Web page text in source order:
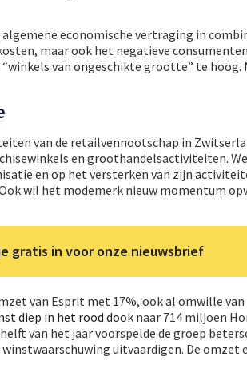
economische vertraging in
maar ook het negatieve
van ongeschikte grootte” te hoog.
van de retailvennootschap in
en groothandelsactiviteiten.
en op het versterken van zijn
wil het modemerk nieuw momentum
gratis in voor onze nieuwsbrief
van Esprit met 17%, ook al omwille
diep in het rood dooknaar 714 miljoen
van het jaar voorspelde de groep
uitvaardigen. De omzet